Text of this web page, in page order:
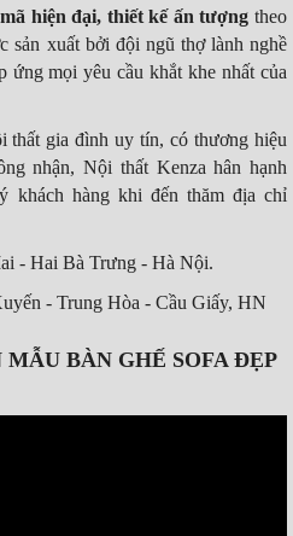
hiện đại, thiết kế ấn tượng theo
sản xuất bởi đội ngũ thợ lành nghề
ứng mọi yêu cầu khắt khe nhất của
thất gia đình uy tín, có thương hiệu
nhận, Nội thất Kenza hân hạnh
khách hàng khi đến thăm địa chỉ
- Hai Bà Trưng - Hà Nội.
- Trung Hòa - Cầu Giấy, HN
BÀN GHẾ SOFA ĐẸP